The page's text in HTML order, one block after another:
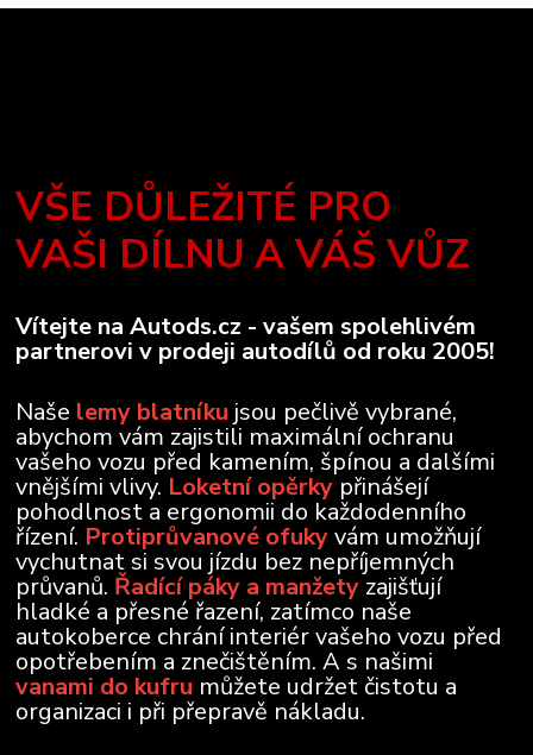
VŠE DŮLEŽITÉ PRO
VAŠI DÍLNU A VÁŠ VŮZ
Vítejte na Autods.cz - vašem spolehlivém
partnerovi v prodeji autodílů od roku 2005!
Naše lemy blatníku jsou pečlivě vybrané,
abychom vám zajistili maximální ochranu
vašeho vozu před kamením, špínou a dalšími
vnějšími vlivy. Loketní opěrky přinášejí
pohodlnost a ergonomii do každodenního
řízení. Protiprůvanové ofukyvám umožňují
vychutnat si svou jízdu bez nepříjemných
průvanů. Řadící páky a manžety zajišťují
hladké a přesné řazení, zatímco naše
autokoberce chrání interiér vašeho vozu před
opotřebením a znečištěním. A s našimi
vanami do kufru můžete udržet čistotu a
organizaci i při přepravě nákladu.